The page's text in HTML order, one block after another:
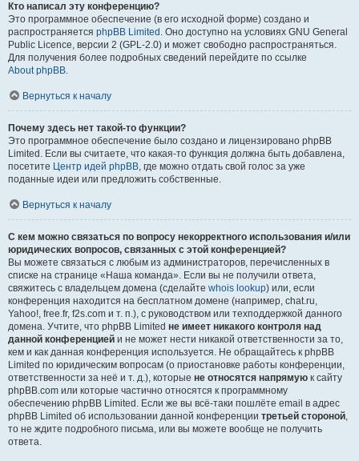
Кто написал эту конференцию?
Это программное обеспечение (в его исходной форме) создано и
распространяется phpBB Limited . Оно доступно на условиях GNU General
Public Licence, версии 2 (GPL-2.0) и может свободно распространяться.
Для получения более подробных сведений перейдите по ссылке
About phpBB.
Вернуться к началу
Почему здесь нет такой-то функции?
Это программное обеспечение было создано и лицензировано phpBB
Limited. Если вы считаете, что какая-то функция должна быть добавлена,
посетите Центр идей phpBB, где можно отдать свой голос за уже
поданные идеи или предложить собственные.
Вернуться к началу
С кем можно связаться по вопросу некорректного использования и/или
юридических вопросов, связанных с этой конференцией?
Вы можете связаться с любым из администраторов, перечисленных в
списке на странице «Наша команда». Если вы не получили ответа,
свяжитесь с владельцем домена (сделайте whois lookup) или, если
конференция находится на бесплатном домене (например, chat.ru,
Yahoo!, free.fr, f2s.com и т. п.), с руководством или техподдержкой данного
домена. Учтите, что phpBB Limited не имеет никакого контроля над
данной конференцией и не может нести никакой ответственности за то,
кем и как данная конференция используется. Не обращайтесь к phpBB
Limited по юридическим вопросам (о приостановке работы конференции,
ответственности за неё и т. д.), которые не относятся напрямую к сайту
phpBB.com или которые частично относятся к программному
обеспечению phpBB Limited. Если же вы всё-таки пошлёте email в адрес
phpBB Limited об использовании данной конференции третьей стороной,
то не ждите подробного письма, или вы можете вообще не получить
ответа.